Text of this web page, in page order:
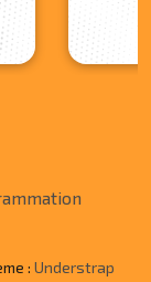
: Understrap